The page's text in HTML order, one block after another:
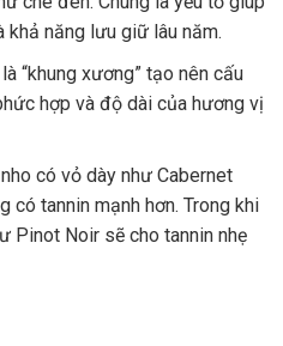
khả năng lưu giữ lâu năm.
“khung xương” tạo nên cấu
hợp và độ dài của hương vị
có vỏ dày như Cabernet
có tannin mạnh hơn. Trong khi
Pinot Noir sẽ cho tannin nhẹ